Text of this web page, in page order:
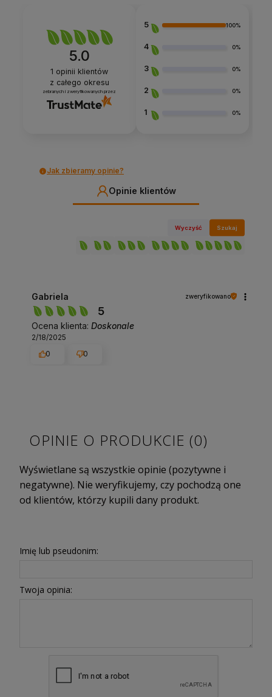
5.0
1 opinii klientów
z całego okresu
zebranych i zweryfikowanych przez
5 100%
4 0%
3 0%
2 0%
1 0%
Jak zbieramy opinie?
Opinie klientów
Wyczyść Szukaj
Gabriela zweryfikowano
5
Ocena klienta: Doskonale
2/18/2025
0
0
OPINIE O PRODUKCIE (0)
Wyświetlane są wszystkie opinie (pozytywne i
negatywne). Nie weryfikujemy, czy pochodzą one
od klientów, którzy kupili dany produkt.
Imię lub pseudonim:
Twoja opinia: